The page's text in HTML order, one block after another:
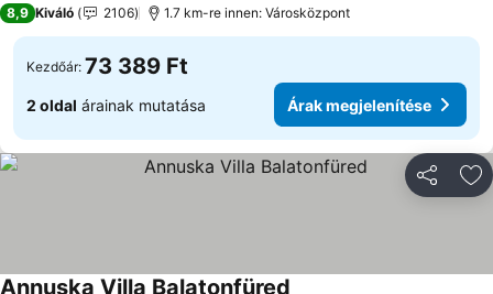
8,9 Kiváló 2106 1.7 km-re innen: Városközpont
Kezdőár: 73 389 Ft
2 oldal árainak mutatása Árak megjelenítése
Annuska Villa Balatonfüred